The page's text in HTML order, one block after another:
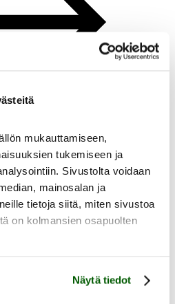
mukauttamiseen,
tukemiseen ja
Sivustolta voidaan
mainosalan ja
tietoja siitä, miten sivustoa
on kolmansien osapuolten
Näytä tiedot
ja esteettömyys